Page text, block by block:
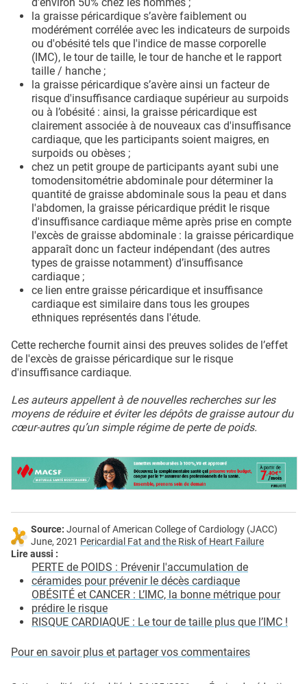
la graisse péricardique s’avère faiblement ou
modérément corrélée avec les indicateurs de surpoids
ou d'obésité tels que l'indice de masse corporelle
(IMC), le tour de taille, le tour de hanche et le rapport
taille / hanche ;
la graisse péricardique s’avère ainsi un facteur de
risque d'insuffisance cardiaque supérieur au surpoids
ou à l’obésité : ainsi, la graisse péricardique est
clairement associée à de nouveaux cas d'insuffisance
cardiaque, que les participants soient maigres, en
surpoids ou obèses ;
chez un petit groupe de participants ayant subi une
tomodensitométrie abdominale pour déterminer la
quantité de graisse abdominale sous la peau et dans
l'abdomen, la graisse péricardique prédit le risque
d'insuffisance cardiaque même après prise en compte
l'excès de graisse abdominale : la graisse péricardique
apparaît donc un facteur indépendant (des autres
types de graisse notamment) d’insuffisance
cardiaque ;
ce lien entre graisse péricardique et insuffisance
cardiaque est similaire dans tous les groupes
ethniques représentés dans l'étude.
Cette recherche fournit ainsi des preuves solides de l’effet
de l'excès de graisse péricardique sur le risque
d'insuffisance cardiaque.
Les auteurs appellent à de nouvelles recherches sur les
moyens de réduire et éviter les dépôts de graisse autour du
cœur-autres qu’un simple régime de perte de poids.
Source: Journal of American College of Cardiology (JACC)
June, 2021 Pericardial Fat and the Risk of Heart Failure
Lire aussi :
PERTE de POIDS : Prévenir l'accumulation de
céramides pour prévenir le décès cardiaque
OBÉSITÉ et CANCER : L’IMC, la bonne métrique pour
prédire le risque
RISQUE CARDIAQUE : Le tour de taille plus que l’IMC !
Pour en savoir plus et partager vos commentaires